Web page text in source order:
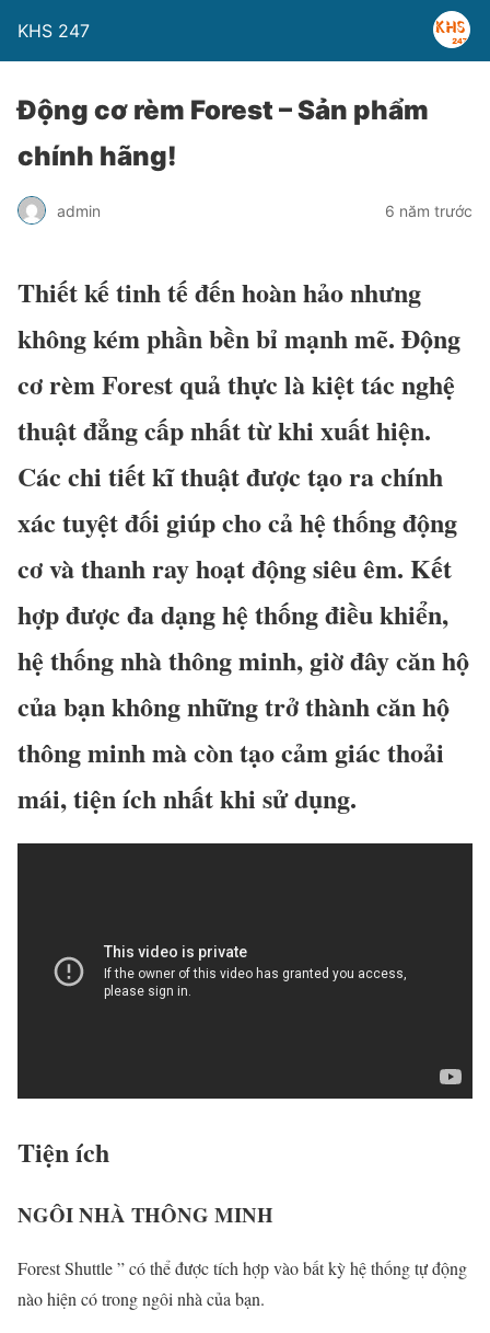
KHS 247
Động cơ rèm Forest – Sản phẩm
chính hãng!
admin 6 năm trước
Thiết kế tinh tế đến hoàn hảo nhưng
không kém phần bền bỉ mạnh mẽ. Động
cơ rèm Forest quả thực là kiệt tác nghệ
thuật đẳng cấp nhất từ khi xuất hiện.
Các chi tiết kĩ thuật được tạo ra chính
xác tuyệt đối giúp cho cả hệ thống động
cơ và thanh ray hoạt động siêu êm. Kết
hợp được đa dạng hệ thống điều khiển,
hệ thống nhà thông minh, giờ đây căn hộ
của bạn không những trở thành căn hộ
thông minh mà còn tạo cảm giác thoải
mái, tiện ích nhất khi sử dụng.
Tiện ích
NGÔI NHÀ THÔNG MINH
Forest Shuttle ” có thể được tích hợp vào bất kỳ hệ thống tự động
nào hiện có trong ngôi nhà của bạn.